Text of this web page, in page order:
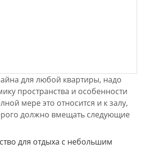
для любой квартиры, надо
пространства и особенности
мере это относится и к залу,
должно вмещать следующие
для отдыха с небольшим